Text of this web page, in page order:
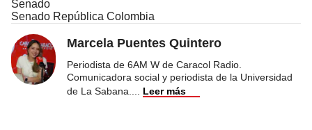
Senado
Senado República Colombia
Marcela Puentes Quintero
Periodista de 6AM W de Caracol Radio.
Comunicadora social y periodista de la Universidad
de La Sabana.
Leer más